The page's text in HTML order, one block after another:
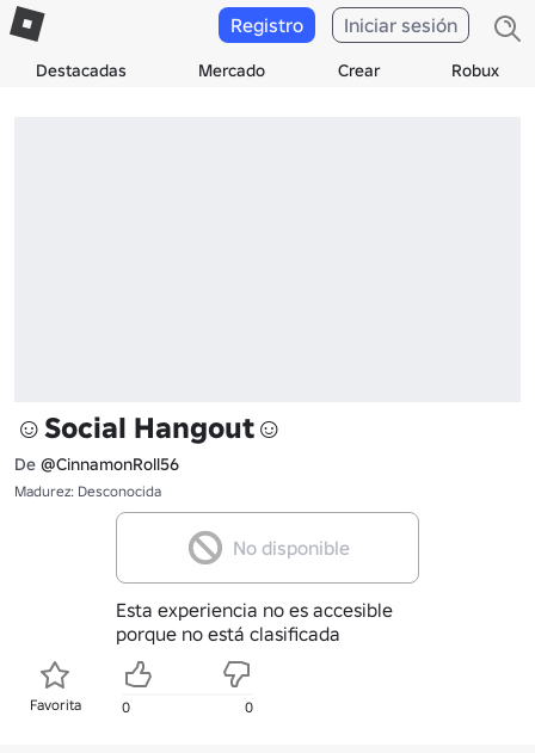
Destacadas Mercado Crear Robux
Registro Iniciar sesión
☺Social Hangout☺
De @CinnamonRoll56
Madurez: Desconocida
No disponible
Esta experiencia no es accesible
porque no está clasificada
Favorita 0 0